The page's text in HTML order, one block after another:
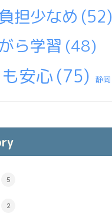
担少なめ (52)
ら学習 (48)
安心(75) 静岡
5
2